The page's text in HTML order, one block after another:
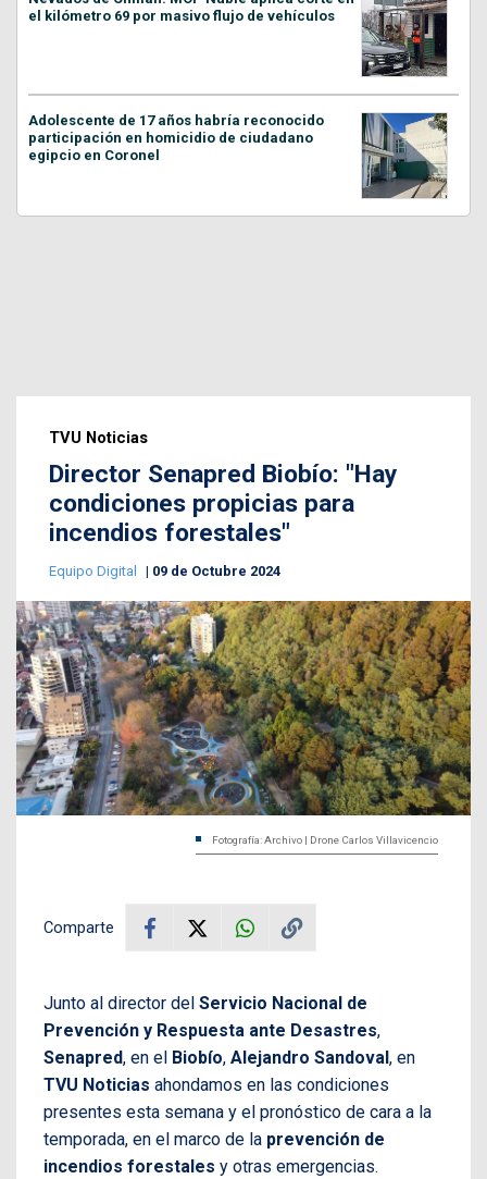
el kilómetro 69 por masivo flujo de vehículos
Adolescente de 17 años habría reconocido
participación en homicidio de ciudadano
egipcio en Coronel
TVU Noticias
Director Senapred Biobío: "Hay
condiciones propicias para
incendios forestales"
Equipo Digital 09 de Octubre 2024
Fotografía: Archivo | Drone Carlos Villavicencio
Comparte
Junto al director del Servicio Nacional de
Prevención y Respuesta ante Desastres,
Senapred, en el Biobío, Alejandro Sandoval, en
TVU Noticias ahondamos en las condiciones
presentes esta semana y el pronóstico de cara a la
temporada, en el marco de la prevención de
incendios forestales y otras emergencias.